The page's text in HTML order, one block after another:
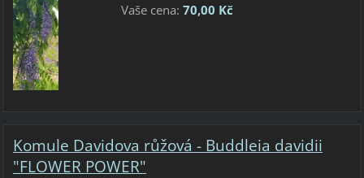
Vaše cena: 70,00 Kč
Komule Davidova růžová - Buddleia davidii
"FLOWER POWER"